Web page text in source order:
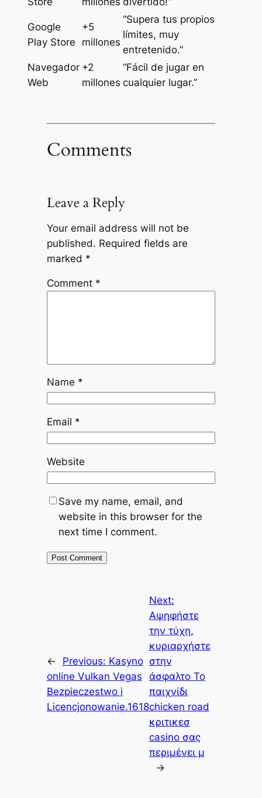
Google
Play Store
+5
millones
“Supera tus propios
límites, muy
entretenido.”
Navegador
Web
+2
millones
“Fácil de jugar en
cualquier lugar.”
Comments
Leave a Reply
Your email address will not be
published. Required fields are
marked *
Comment *
Name *
Email *
Website
Save my name, email, and
website in this browser for the
next time I comment.
← Previous: Kasyno
online Vulkan Vegas
Bezpieczestwo i
Licencjonowanie.1618
Next:
Αψηφήστε
την τύχη,
κυριαρχήστε
στην
άσφαλτο Το
παιχνίδι
chicken road
κριτικεσ
casino σας
περιμένει μ
→